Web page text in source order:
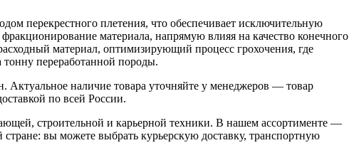
перекрестного плетения, что обеспечивает исключительную
материала, напрямую влияя на качество конечного
материал, оптимизирующий процесс грохочения, где
тонну переработанной породы.
наличие товара уточняйте у менеджеров — товар
по всей России.
строительной и карьерной техники. В нашем ассортименте —
вы можете выбрать курьерскую доставку, транспортную